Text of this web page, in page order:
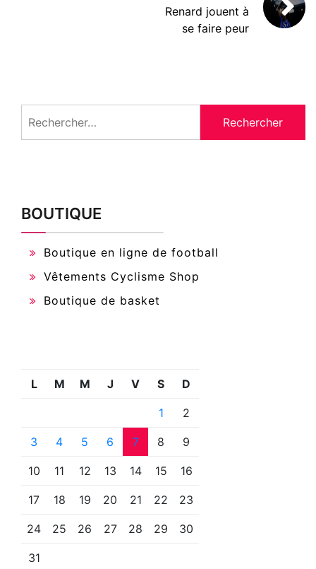
Renard jouent à
se faire peur
BOUTIQUE
Boutique en ligne de football
Vêtements Cyclisme Shop
Boutique de basket
L M M J V S D
1 2
3 4 5 6 7 8 9
10 11 12 13 14 15 16
17 18 19 20 21 22 23
24 25 26 27 28 29 30
31